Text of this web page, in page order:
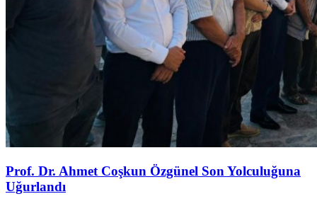
Prof. Dr. Ahmet Coşkun Özgünel Son Yolculuğuna
Uğurlandı